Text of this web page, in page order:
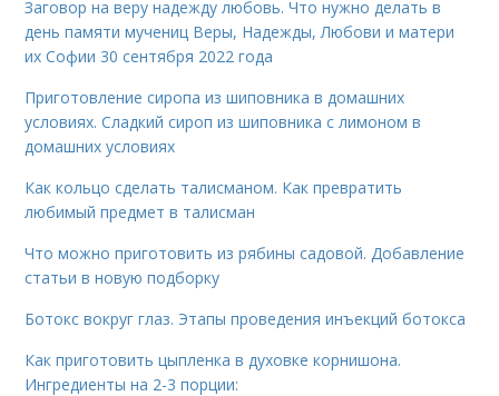
Заговор на веру надежду любовь. Что нужно делать в
день памяти мучениц Веры, Надежды, Любови и матери
их Софии 30 сентября 2022 года
Приготовление сиропа из шиповника в домашних
условиях. Сладкий сироп из шиповника с лимоном в
домашних условиях
Как кольцо сделать талисманом. Как превратить
любимый предмет в талисман
Что можно приготовить из рябины садовой. Добавление
статьи в новую подборку
Ботокс вокруг глаз. Этапы проведения инъекций ботокса
Как приготовить цыпленка в духовке корнишона.
Ингредиенты на 2-3 порции: